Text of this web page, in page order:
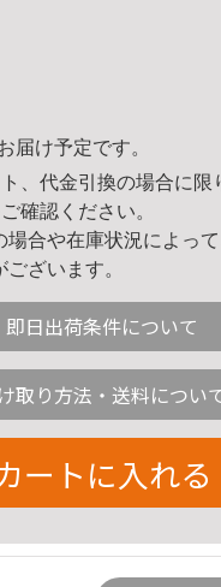
届け予定です。
、代金引換の場合に限
確認ください。
合や在庫状況によっ
ざいます。
即日出荷条件について
取り方法・送料につい
ートに入れる